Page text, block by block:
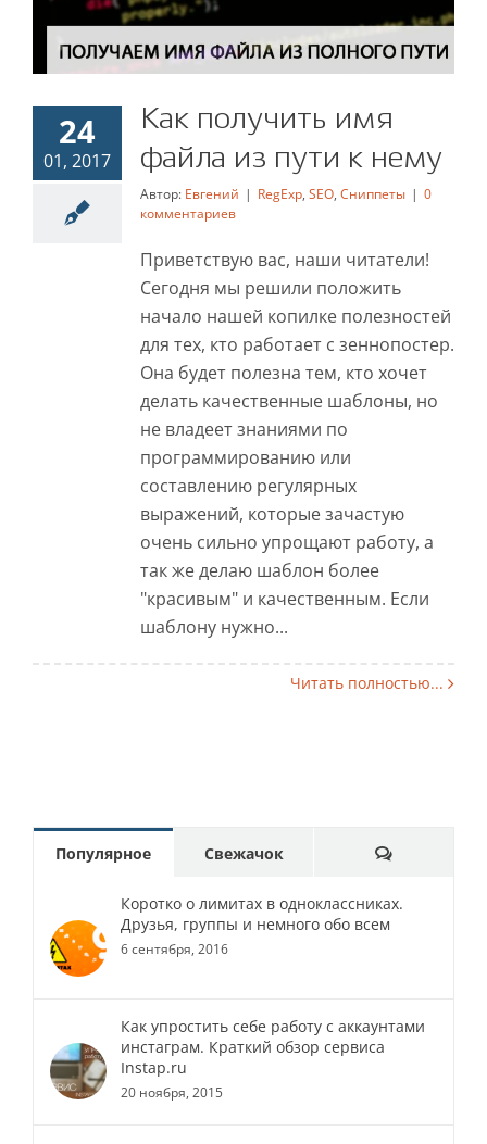
Как получить имя файла
из пути к нему
RegExp SEO
24
01, 2017
Как получить имя
файла из пути к нему
Автор: Евгений | RegExp, SEO, Сниппеты | 0
комментариев
Приветствую вас, наши читатели!
Сегодня мы решили положить
начало нашей копилке полезностей
для тех, кто работает с зеннопостер.
Она будет полезна тем, кто хочет
делать качественные шаблоны, но
не владеет знаниями по
программированию или
составлению регулярных
выражений, которые зачастую
очень сильно упрощают работу, а
так же делаю шаблон более
"красивым" и качественным. Если
шаблону нужно...
Читать полностью...
Популярное Свежачок Comments
Коротко о лимитах в одноклассниках.
Друзья, группы и немного обо всем
6 сентября, 2016
Как упростить себе работу с аккаунтами
инстаграм. Краткий обзор сервиса
Instap.ru
20 ноября, 2015